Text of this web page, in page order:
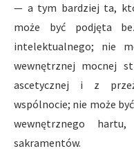
— a tym bardziej ta,
może być podjęta
intelektualnego; nie
wewnętrznej mocnej
ascetycznej i z
wspólnocie; nie może
wewnętrznego
sakramentów.